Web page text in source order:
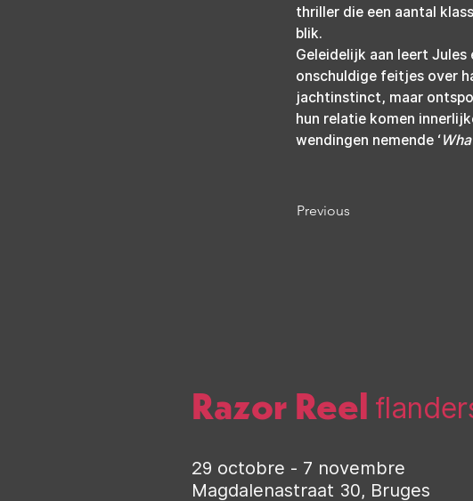
thriller die een aantal
blik.
Geleidelijk aan leert Jules
onschuldige feitjes over
jachtinstinct, maar
hun relatie komen
wendingen nemende ‘
Previous
Razor Reel
29 octobre - 7 novembre
Magdalenastraat 30, Bruges